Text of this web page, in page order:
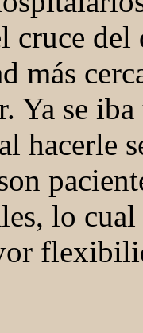
cruce del
más
Ya se
hacerle
lo